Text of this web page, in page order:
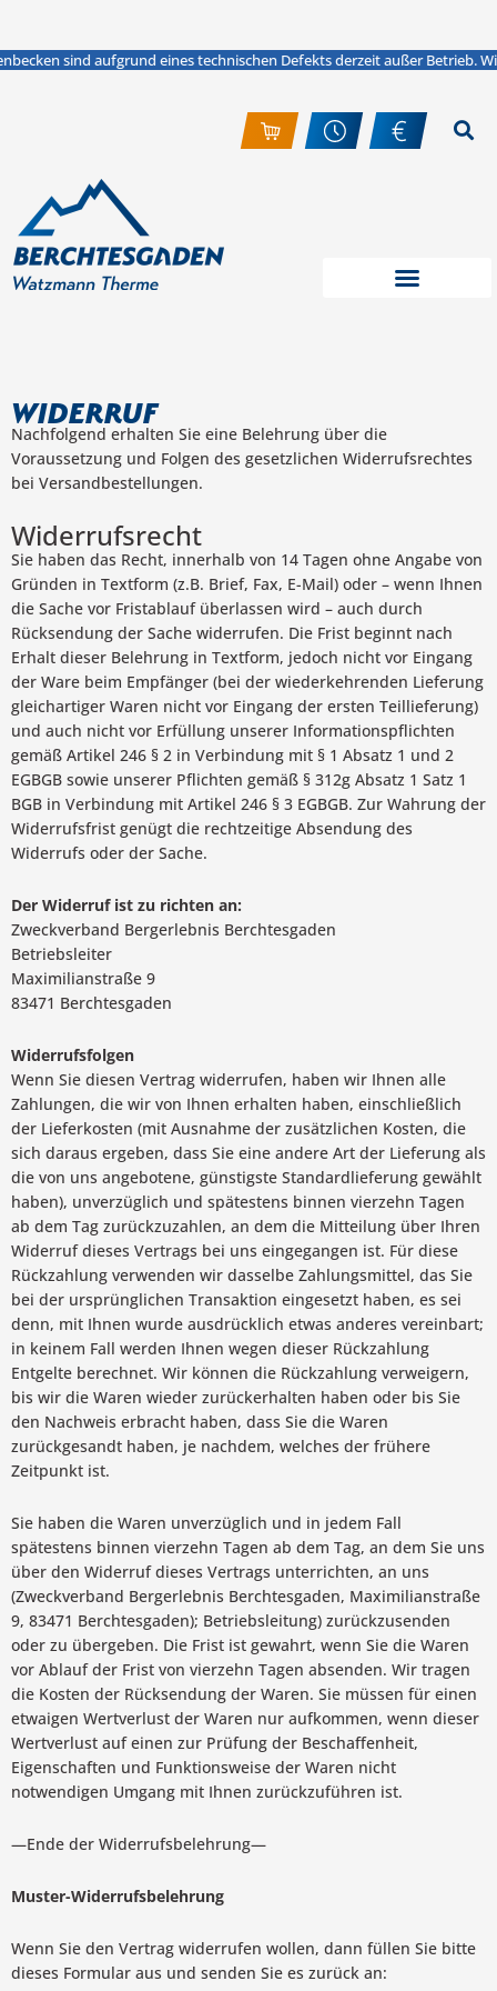
springen
Aktuelle Meldung: Hinweis: Die Attraktionen im Soleinnen - und
sind aufgrund eines technischen Defekts derzeit außer Betrieb. Wir
Widerruf
Nachfolgend erhalten Sie eine Belehrung über die
Voraussetzung und Folgen des gesetzlichen Widerrufsrechtes
bei Versandbestellungen.
Widerrufsrecht
Sie haben das Recht, innerhalb von 14 Tagen ohne Angabe von
Gründen in Textform (z.B. Brief, Fax, E-Mail) oder – wenn Ihnen
die Sache vor Fristablauf überlassen wird – auch durch
Rücksendung der Sache widerrufen. Die Frist beginnt nach
Erhalt dieser Belehrung in Textform, jedoch nicht vor Eingang
der Ware beim Empfänger (bei der wiederkehrenden Lieferung
gleichartiger Waren nicht vor Eingang der ersten Teillieferung)
und auch nicht vor Erfüllung unserer Informationspflichten
gemäß Artikel 246 § 2 in Verbindung mit § 1 Absatz 1 und 2
EGBGB sowie unserer Pflichten gemäß § 312g Absatz 1 Satz 1
BGB in Verbindung mit Artikel 246 § 3 EGBGB. Zur Wahrung der
Widerrufsfrist genügt die rechtzeitige Absendung des
Widerrufs oder der Sache.
Der Widerruf ist zu richten an:
Zweckverband Bergerlebnis Berchtesgaden
Betriebsleiter
Maximilianstraße 9
83471 Berchtesgaden
Widerrufsfolgen
Wenn Sie diesen Vertrag widerrufen, haben wir Ihnen alle
Zahlungen, die wir von Ihnen erhalten haben, einschließlich
der Lieferkosten (mit Ausnahme der zusätzlichen Kosten, die
sich daraus ergeben, dass Sie eine andere Art der Lieferung als
die von uns angebotene, günstigste Standardlieferung gewählt
haben), unverzüglich und spätestens binnen vierzehn Tagen
ab dem Tag zurückzuzahlen, an dem die Mitteilung über Ihren
Widerruf dieses Vertrags bei uns eingegangen ist. Für diese
Rückzahlung verwenden wir dasselbe Zahlungsmittel, das Sie
bei der ursprünglichen Transaktion eingesetzt haben, es sei
denn, mit Ihnen wurde ausdrücklich etwas anderes vereinbart;
in keinem Fall werden Ihnen wegen dieser Rückzahlung
Entgelte berechnet. Wir können die Rückzahlung verweigern,
bis wir die Waren wieder zurückerhalten haben oder bis Sie
den Nachweis erbracht haben, dass Sie die Waren
zurückgesandt haben, je nachdem, welches der frühere
Zeitpunkt ist.
Sie haben die Waren unverzüglich und in jedem Fall
spätestens binnen vierzehn Tagen ab dem Tag, an dem Sie uns
über den Widerruf dieses Vertrags unterrichten, an uns
(Zweckverband Bergerlebnis Berchtesgaden, Maximilianstraße
9, 83471 Berchtesgaden); Betriebsleitung) zurückzusenden
oder zu übergeben. Die Frist ist gewahrt, wenn Sie die Waren
vor Ablauf der Frist von vierzehn Tagen absenden. Wir tragen
die Kosten der Rücksendung der Waren. Sie müssen für einen
etwaigen Wertverlust der Waren nur aufkommen, wenn dieser
Wertverlust auf einen zur Prüfung der Beschaffenheit,
Eigenschaften und Funktionsweise der Waren nicht
notwendigen Umgang mit Ihnen zurückzuführen ist.
—Ende der Widerrufsbelehrung—
Muster-Widerrufsbelehrung
Wenn Sie den Vertrag widerrufen wollen, dann füllen Sie bitte
dieses Formular aus und senden Sie es zurück an: